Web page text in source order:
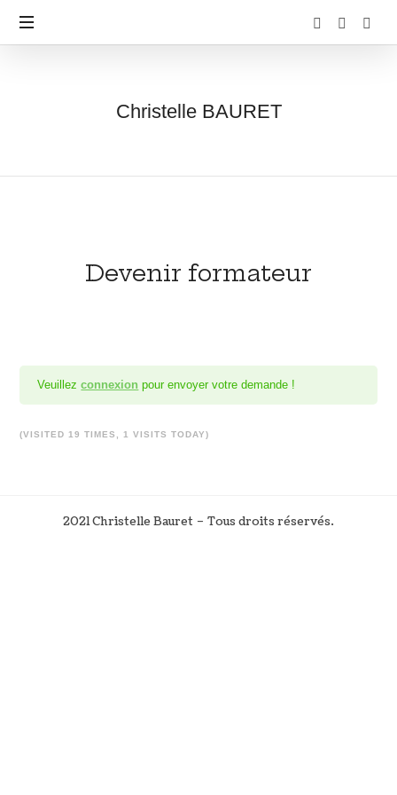
Christelle
Christelle BAURET
Devenir formateur
Veuillezconnexion pour envoyer votre demande !
(VISITED 19 TIMES, 1 VISITS TODAY)
2021 Christelle Bauret – Tous droits réservés.